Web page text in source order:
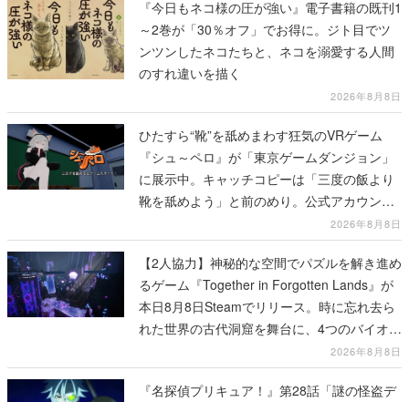
『今日もネコ様の圧が強い』電子書籍の既刊1
～2巻が「30％オフ」でお得に。ジト目でツ
ンツンしたネコたちと、ネコを溺愛する人間
のすれ違いを描く
2026年8月8日
ひたすら“靴”を舐めまわす狂気のVRゲーム
『シュ～ペロ』が「東京ゲームダンジョン」
に展示中。キャッチコピーは「三度の飯より
靴を舐めよう」と前のめり。公式アカウント
も開設され、2026年リリースに向けて開発中
2026年8月8日
【2人協力】神秘的な空間でパズルを解き進め
るゲーム『Together in Forgotten Lands』が
本日8月8日Steamでリリース。時に忘れ去ら
れた世界の古代洞窟を舞台に、4つのバイオー
2026年8月8日
『名探偵プリキュア！』第28話「謎の怪盗デ